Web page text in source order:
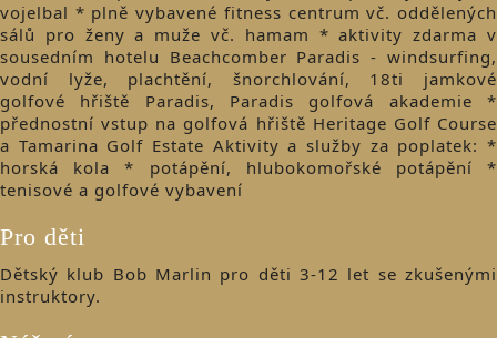
vojelbal * plně vybavené fitness centrum vč. oddělených
sálů pro ženy a muže vč. hamam * aktivity zdarma v
sousedním hotelu Beachcomber Paradis - windsurfing,
vodní lyže, plachtění, šnorchlování, 18ti jamkové
golfové hřiště Paradis, Paradis golfová akademie *
přednostní vstup na golfová hřiště Heritage Golf Course
a Tamarina Golf Estate Aktivity a služby za poplatek: *
horská kola * potápění, hlubokomořské potápění *
tenisové a golfové vybavení
Pro děti
Dětský klub Bob Marlin pro děti 3-12 let se zkušenými
instruktory.